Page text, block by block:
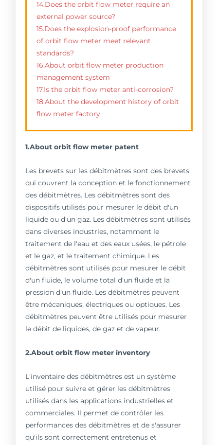
14.Does the orbit flow meter require an
external power source?
15.Does the explosion-proof performance
of orbit flow meter meet relevant
standards?
16.About orbit flow meter production
management system
17.Is the orbit flow meter anti-corrosion?
18.About the development history of orbit
flow meter factory
1.About orbit flow meter patent
Les brevets sur les débitmètres sont des brevets
qui couvrent la conception et le fonctionnement
des débitmètres. Les débitmètres sont des
dispositifs utilisés pour mesurer le débit d'un
liquide ou d'un gaz. Les débitmètres sont utilisés
dans diverses industries, notamment le
traitement de l'eau et des eaux usées, le pétrole
et le gaz, et le traitement chimique. Les
débitmètres sont utilisés pour mesurer le débit
d'un fluide, le volume total d'un fluide et la
pression d'un fluide. Les débitmètres peuvent
être mécaniques, électriques ou optiques. Les
débitmètres peuvent être utilisés pour mesurer
le débit de liquides, de gaz et de vapeur.
2.About orbit flow meter inventory
L'inventaire des débitmètres est un système
utilisé pour suivre et gérer les débitmètres
utilisés dans les applications industrielles et
commerciales. Il permet de contrôler les
performances des débitmètres et de s'assurer
qu'ils sont correctement entretenus et